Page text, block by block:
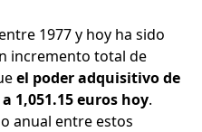
1977 y hoy ha sido
incremento total de
el poder adquisitivo de
1,051.15 euros hoy.
anual entre estos